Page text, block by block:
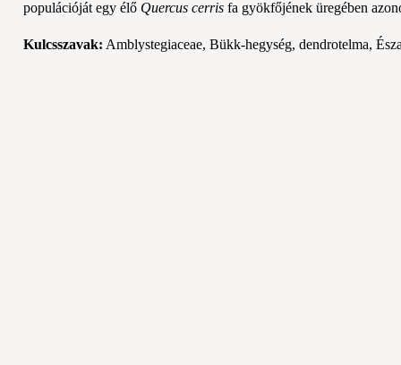
populációját egy élő Quercus cerris fa gyökfőjének üregében
Kulcsszavak: Amblystegiaceae, Bükk-hegység, dendrotelma,